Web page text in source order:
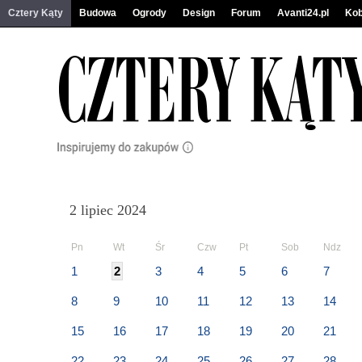
Cztery Kąty Budowa Ogrody Design Forum Avanti24.pl
2 lipiec 2024
Pn Wt Śr Czw Pt Sob Ndz
1 2 3 4 5 6 7
8 9 10 11 12 13 14
15 16 17 18 19 20 21